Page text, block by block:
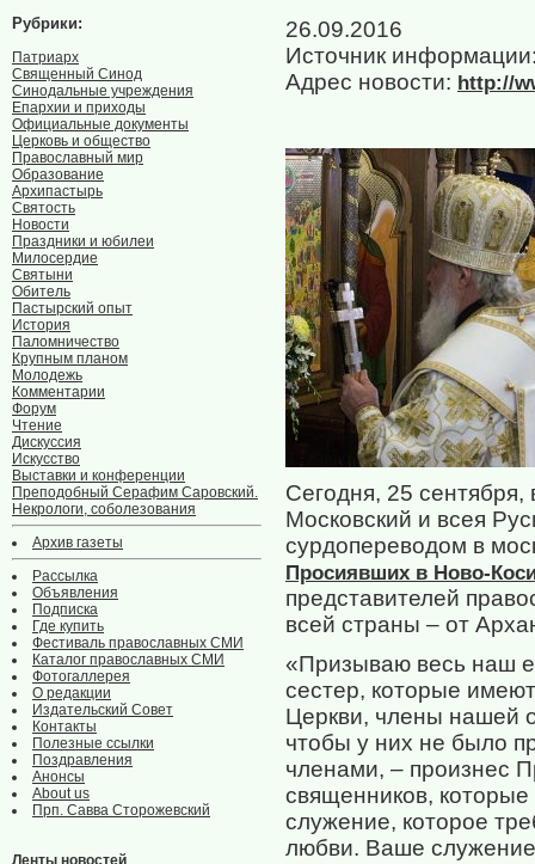
Рубрики:
Патриарх
Священный Синод
Синодальные учреждения
Епархии и приходы
Официальные документы
Церковь и общество
Православный мир
Образование
Архипастырь
Святость
Новости
Праздники и юбилеи
Милосердие
Святыни
Обитель
Пастырский опыт
История
Паломничество
Крупным планом
Молодежь
Комментарии
Форум
Чтение
Дискуссия
Искусство
Выставки и конференции
Преподобный Серафим Саровский.
Некрологи, соболезования
Архив газеты
Рассылка
Объявления
Подписка
Где купить
Фестиваль православных СМИ
Каталог православных СМИ
Фотогаллерея
О редакции
Издательский Совет
Контакты
Полезные ссылки
Поздравления
Анонсы
About us
Прп. Савва Сторожевский
Ленты новостей
26.09.2016
Источник
Адрес новости: http://
Сегодня, 25
Московский и всея
сурдопереводом в
Просиявших в Ново-
представителей
всей страны – от
«Призываю весь наш
сестер, которые
Церкви, члены нашей
чтобы у них не было
членами, – произнес
священников,
служение, которое
любви. Ваше